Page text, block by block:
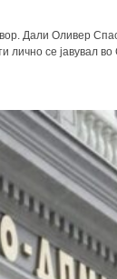
Дали Оливер
лично се јавувал